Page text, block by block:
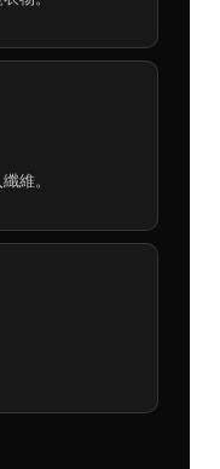
維。